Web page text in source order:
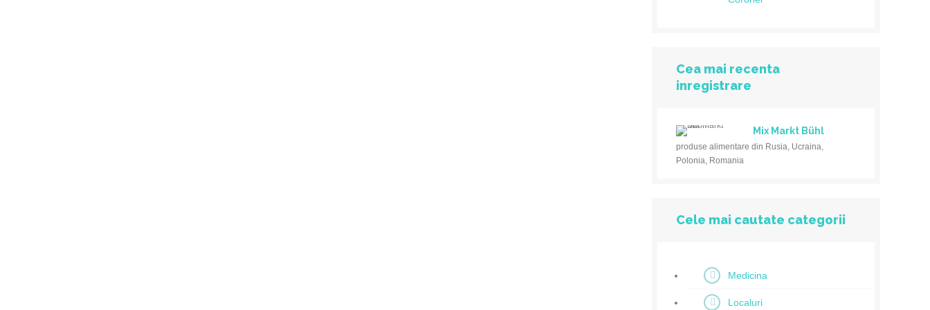
Cea mai recenta
inregistrare
Mix Markt Bühl
produse alimentare din Rusia, Ucraina,
Polonia, Romania
Cele mai cautate categorii
Medicina
Localuri